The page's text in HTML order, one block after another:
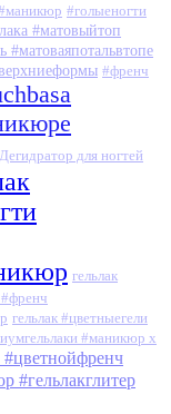
#голыеногти
#матовыйтоп
#матоваяпотальвтопе
#френч
Дегидратор для ногтей
гельлак
гельлак #цветныегели
#маникюр x
#цветнойфренч
#гельлакглитер